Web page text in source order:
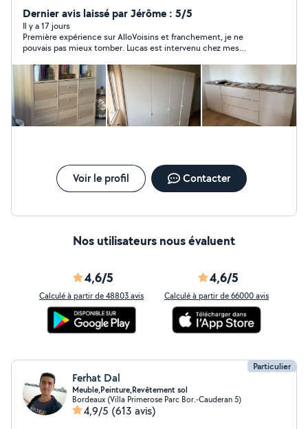
et grands, comme par exemple : - montage de meubles
en kit - pose de cuisine complète - pose de terrasse
bois sur mesure - rénovation de salle de bain - pose de
parquet - petits travaux d'électricité, plomberie ou
menuiserie - installation de plafonnier - fixation
d'étagères, meubles, miroirs, cadres.. - montage d'abri
de jardin - pose de carrelage, crédence cuisine/salle de
bain - entretien de jardinage, tonte, taille d'arbustes,
nettoyage de terrasse Au plaisir de vous rencontrer
Dernier avis laissé par Jérôme : 5/5
Il y a 17 jours
Première expérience sur AlloVoisins et franchement, je ne
pouvais pas mieux tomber. Lucas est intervenu chez mes
chez Conforama. Très réactif, ponctuel, sympathique, soigneux
et surtout très professionnel. Il avait estimé environ 4 heures
de travail, mais le chantier s’est finalement révélé plus long. Il a
pourtant pris le temps de tout faire correctement, sans bâcler
le travail, avec beaucoup de sérieux. Le résultat est impeccable
et ma belle-mère est ravie. C’est suffisamment rare pour être
gagné un client de plus! 😊
Voir le profil Contacter
Nos utilisateurs nous évaluent
4,6/5
Calculé à partir de 48803 avis
4,6/5
Calculé à partir de 66000 avis
Particulier
Ferhat Dal
Meuble,Peinture,Revêtement sol
Bordeaux (Villa Primerose Parc Bor.-Cauderan 5)
4,9/5 (613 avis)